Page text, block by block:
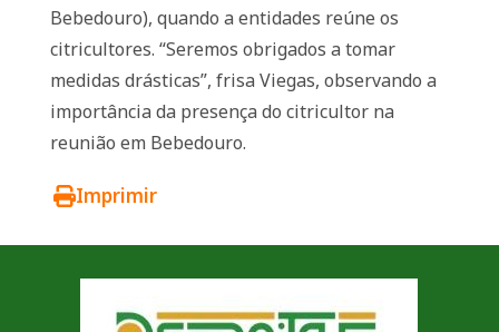
Bebedouro), quando a entidades reúne os
citricultores. “Seremos obrigados a tomar
medidas drásticas”, frisa Viegas, observando a
importância da presença do citricultor na
reunião em Bebedouro.
Imprimir